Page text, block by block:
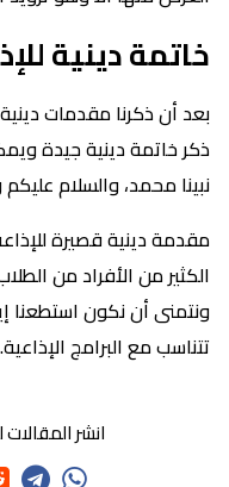
خاتمة دينية
بعد أن ذكرنا مقدمات
ذكر خاتمة دينية جيدة
نبينا محمد، والسلام
مقدمة دينية قصيرة
الكثير من الأفراد من
ونتمنى أن نكون استطعنا
تتناسب مع البرامج الإذاعية.
انشر